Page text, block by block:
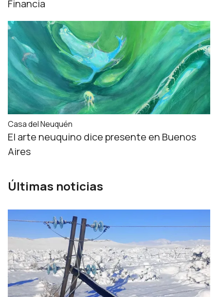
Financia
Casa del Neuquén
El arte neuquino dice presente en Buenos
Aires
Últimas noticias